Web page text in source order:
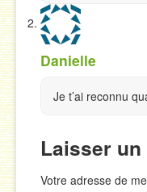
Danielle
Je t’ai reconnu
Laisser
Votre adresse de